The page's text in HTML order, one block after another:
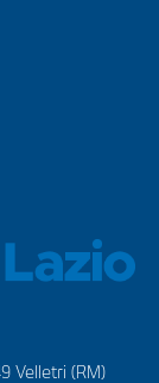
Velletri (RM)